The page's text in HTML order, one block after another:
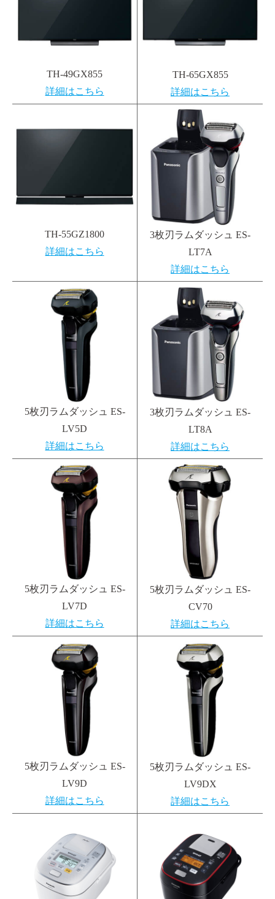
TH-49GX855
詳細はこちら
TH-65GX855
詳細はこちら
TH-55GZ1800
詳細はこちら
3枚刃ラムダッシュ ES-
LT7A
詳細はこちら
5枚刃ラムダッシュ ES-
LV5D
詳細はこちら
3枚刃ラムダッシュ ES-
LT8A
詳細はこちら
5枚刃ラムダッシュ ES-
LV7D
詳細はこちら
5枚刃ラムダッシュ ES-
CV70
詳細はこちら
5枚刃ラムダッシュ ES-
LV9D
詳細はこちら
5枚刃ラムダッシュ ES-
LV9DX
詳細はこちら